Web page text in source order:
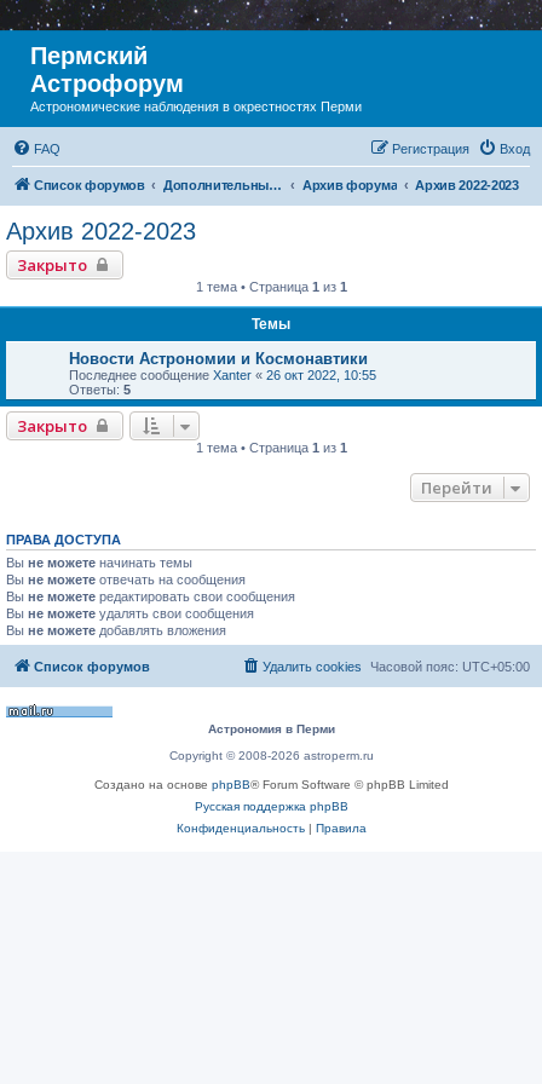
Пермский
Астрофорум
Астрономические наблюдения в окрестностях Перми
FAQ Вход
Регистрация
Список форумов Дополнительный раздел Архив форума Архив 2022-2023
Архив 2022-2023
Закрыто
1 тема • Страница 1 из 1
Темы
Новости Астрономии и Космонавтики
Последнее сообщение Xanter « 26 окт 2022, 10:55
Ответы: 5
Закрыто
1 тема • Страница 1 из 1
Перейти
ПРАВА ДОСТУПА
Вы не можете начинать темы
Вы не можете отвечать на сообщения
Вы не можете редактировать свои сообщения
Вы не можете удалять свои сообщения
Вы не можете добавлять вложения
Список форумов Часовой пояс: UTC+05:00
Удалить cookies
Астрономия в Перми
Copyright © 2008-2026 astroperm.ru
Создано на основе phpBB® Forum Software © phpBB Limited
Русская поддержка phpBB
Конфиденциальность| Правила